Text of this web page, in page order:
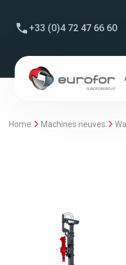
+33 (0)4 72 47 66 60
Home Machines neuves